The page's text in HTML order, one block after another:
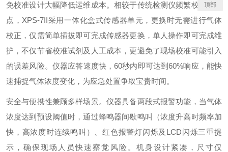
免校准设计大幅降低运维成本。相较于传统检测仪频繁校准的痛
点，XPS-7II采用一体化盒式传感器单元，更换时无需进行气体
校正，仅需简单插拔即可完成传感器更换，单人操作即可完成维
护，不仅节省校准试剂及人工成本，更避免了现场校准可能引入
的误差风险。仪器应答速度快，60秒内即可达到60%响应，能快
速捕捉气体浓度变化，为应急处置争取宝贵时间。
安全与便携性兼顾多样场景。仪器具备两段式报警功能，当气体
浓度达到预设阈值时，通过蜂鸣器间歇鸣叫（浓度升高时频率加
快，高浓度时连续鸣叫）、红色报警灯闪烁及LCD闪烁三重提
示，确保现场人员快速察觉风险。机身设计紧凑，尺寸仅
顶部